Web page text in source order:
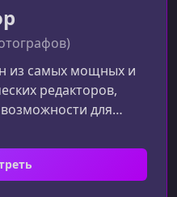
из самых мощных и
редакторов,
для
ретуши,
фотографий для
курс поможет быстро